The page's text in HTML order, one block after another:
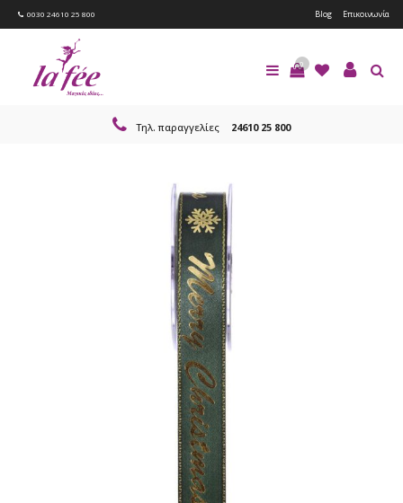
0030 24610 25 800 Blog Επικοινωνία
0
Τηλ. παραγγελίες 24610 25 800